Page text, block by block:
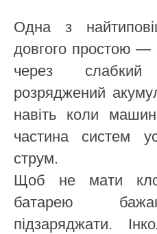
Одна з
довгого простою —
через
розряджений
навіть коли
частина систем
струм.
Щоб не мати
батарею
підзаряджати.